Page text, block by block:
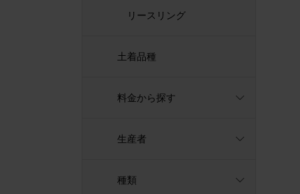
リースリング
土着品種
料金から探す
生産者
種類